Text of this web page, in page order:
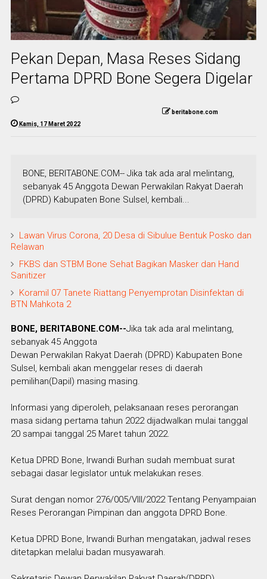
Pekan Depan, Masa Reses Sidang
Pertama DPRD Bone Segera Digelar
beritabone.com
Kamis, 17 Maret 2022
BONE, BERITABONE.COM-- Jika tak ada aral melintang,
sebanyak 45 Anggota Dewan Perwakilan Rakyat Daerah
(DPRD) Kabupaten Bone Sulsel, kembali...
Lawan Virus Corona, 20 Desa di Sibulue Bentuk Posko dan
Relawan
FKBS dan STBM Bone Sehat Bagikan Masker dan Hand
Sanitizer
Koramil 07 Tanete Riattang Penyemprotan Disinfektan di
BTN Mahkota 2
BONE, BERITABONE.COM--Jika tak ada aral melintang,
sebanyak 45 Anggota
Dewan Perwakilan Rakyat Daerah (DPRD) Kabupaten Bone
Sulsel, kembali akan menggelar reses di daerah
pemilihan(Dapil) masing masing.
Informasi yang diperoleh, pelaksanaan reses perorangan
masa sidang pertama tahun 2022 dijadwalkan mulai tanggal
20 sampai tanggal 25 Maret tahun 2022.
Ketua DPRD Bone, Irwandi Burhan sudah membuat surat
sebagai dasar legislator untuk melakukan reses.
Surat dengan nomor 276/005/VIII/2022 Tentang Penyampaian
Reses Perorangan Pimpinan dan anggota DPRD Bone.
Ketua DPRD Bone, Irwandi Burhan mengatakan, jadwal reses
ditetapkan melalui badan musyawarah.